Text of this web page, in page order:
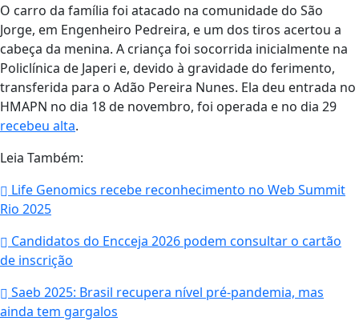
O carro da família foi atacado na comunidade do São
Jorge, em Engenheiro Pedreira, e um dos tiros acertou a
cabeça da menina. A criança foi socorrida inicialmente na
Policlínica de Japeri e, devido à gravidade do ferimento,
transferida para o Adão Pereira Nunes. Ela deu entrada no
HMAPN no dia 18 de novembro, foi operada e no dia 29
recebeu alta.
Leia Também:
Life Genomics recebe reconhecimento no Web Summit
Rio 2025
Candidatos do Encceja 2026 podem consultar o cartão
de inscrição
Saeb 2025: Brasil recupera nível pré-pandemia, mas
ainda tem gargalos